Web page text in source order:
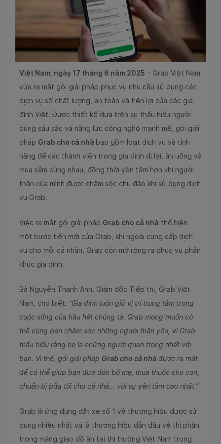
Việt Nam, ngày 17 tháng 6 năm 2025 – Grab Việt Nam
vừa ra mắt gói giải pháp phục vụ nhu cầu sử dụng các
dịch vụ số chất lượng, an toàn và tiện lợi của các gia
đình Việt. Được thiết kế dựa trên sự thấu hiểu người
dùng sâu sắc và năng lực công nghệ mạnh mẽ, gói giải
pháp Grab cho cả nhà bao gồm loạt dịch vụ và tính
năng để các thành viên trong gia đình đi lại, ăn uống và
mua sắm cùng nhau, đồng thời yên tâm hơn khi người
thân của mình được chăm sóc chu đáo khi sử dụng dịch
vụ Grab.
Việc ra mắt gói giải pháp Grab cho cả nhà thể hiện
một bước tiến mới của Grab, khi ngoài cung cấp dịch
vụ cho mỗi cá nhân, Grab còn mở rộng ra phục vụ phân
khúc gia đình.
Bà Nguyễn Thanh Anh, Giám đốc Tiếp thị, Grab Việt
Nam, cho biết: “Gia đình luôn giữ vị trí trung tâm trong
cuộc sống của hầu hết chúng ta. Grab mong muốn có
thể cùng bạn chăm sóc những người thân yêu, vì Grab
thấu hiểu rằng họ là những người quan trọng nhất với
bạn. Vì thế, gói giải pháp Grab cho cả nhà được ra mắt
để có thể giúp bạn đưa đón bố mẹ, mua thuốc cho con,
chuẩn bị bữa tối cho cả nhà… với sự yên tâm cao nhất.”
Grab là ứng dụng đặt xe số 1 về thương hiệu được sử
dụng nhiều nhất và là thương hiệu dẫn đầu về thị phần
trong mảng giao đồ ăn tại thị trường Việt Nam trong